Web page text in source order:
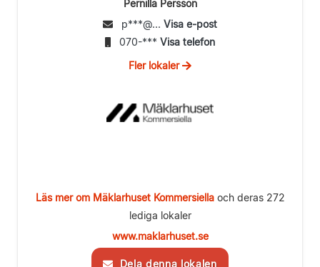
Pernilla Persson
p***@... Visa e-post
070-*** Visa telefon
Fler lokaler
Läs mer om Mäklarhuset Kommersiellaoch deras 272
lediga lokaler
www.maklarhuset.se
Dela denna lokalen